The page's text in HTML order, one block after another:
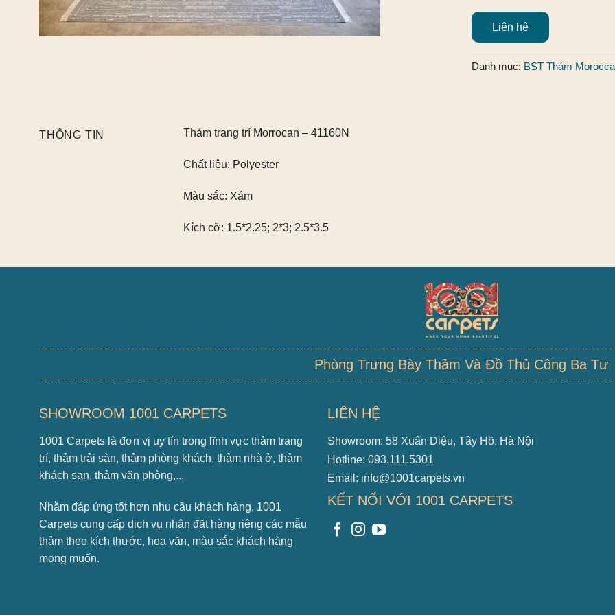
Liên hệ
Danh mục: BST Thảm
THÔNG TIN Thảm trang trí Morrocan – 41160N
Chất liệu: Polyester
Màu sắc: Xám
Kích cỡ: 1.5*2.25; 2*3; 2.5*3.5
Phòng Trưng Bày Thảm Và Đồ Thủ Công Ba Tư
SHOWROOM 1001 CARPETS
1001 Carpets là đơn vị uy tín trong lĩnh vực thảm trang
trí, thảm trải sàn, thảm phòng khách, thảm nhà ở, thảm
khách sạn, thảm văn phòng,...
Nhằm đáp ứng tốt hơn nhu cầu khách hàng, 1001
Carpets cung cấp dịch vụ nhận đặt hàng riêng các mẫu
thảm theo kích thước, hoa văn, màu sắc khách hàng
mong muốn.
LIÊN HỆ
Showroom: 58 Xuân Diệu, Tây Hồ, Hà Nội
Hotline: 093.111.5301
Email: info@1001carpets.vn
KẾT NỐI VỚI 1001 CARPETS